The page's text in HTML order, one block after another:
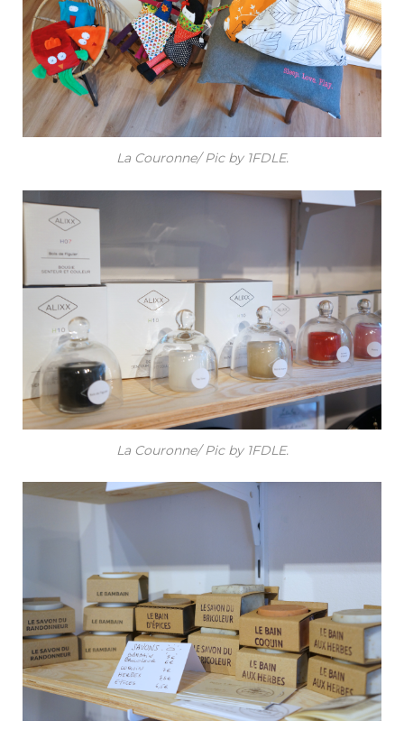
La Couronne/ Pic by 1FDLE.
La Couronne/ Pic by 1FDLE.